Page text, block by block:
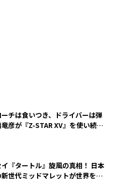
ーチは食いつき、ドライバーは弾
彦が『Z-STAR XV』を使い続け
『タートル』旋風の真相！ 日本
世代ミッドマレットが世界を席